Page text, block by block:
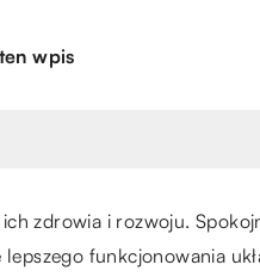
wpis
zdrowia i rozwoju.
funkcjonowania